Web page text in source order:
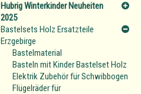
Hubrig Winterkinder Neuheiten
2025
Bastelsets Holz Ersatzteile
Erzgebirge
Bastelmaterial
Basteln mit Kinder Bastelset Holz
Elektrik Zubehör für Schwibbogen
Flügelräder für